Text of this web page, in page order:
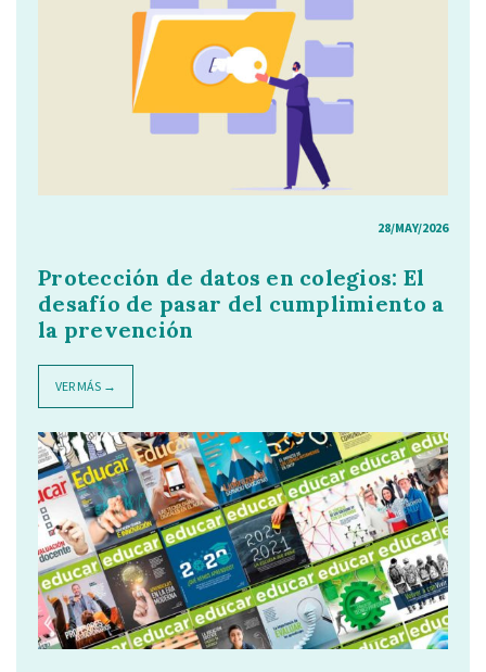
28/MAY/2026
Protección de datos en colegios: El
desafío de pasar del cumplimiento a
la prevención
VER MÁS →